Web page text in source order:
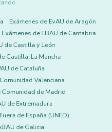
Exámenes de EvAU de Aragón
Exámenes de EBAU de Cantabria
de Castilla y León
Castilla-La Mancha
de Cataluña
Valenciana
Comunidad de Madrid
de Extremadura
de España (UNED)
de Galicia